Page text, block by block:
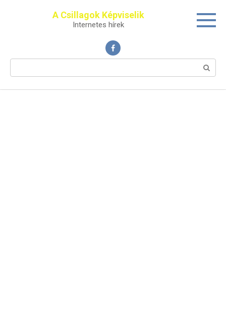
A Csillagok Képviselik
Internetes hírek
Поиск: